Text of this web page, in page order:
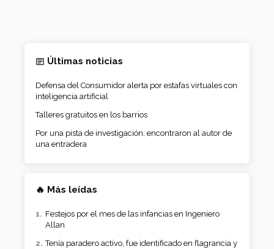
Últimas noticias
Defensa del Consumidor alerta por estafas virtuales con
inteligencia artificial
Talleres gratuitos en los barrios
Por una pista de investigación, encontraron al autor de
una entradera
🔥 Más leídas
Festejos por el mes de las infancias en Ingeniero
Allan
Tenía paradero activo, fue identificado en flagrancia y